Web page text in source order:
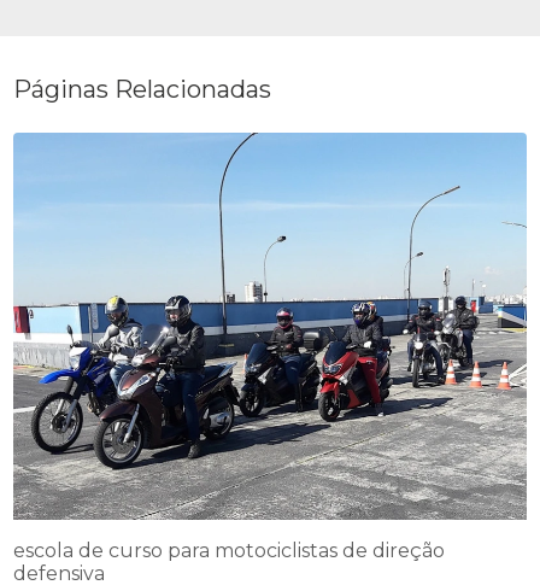
Páginas Relacionadas
escola de curso para motociclistas de direção
defensiva